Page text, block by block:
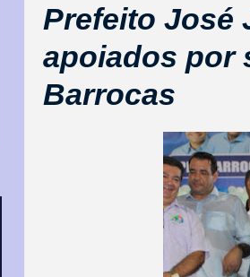
Prefeito José
apoiados por
Barrocas